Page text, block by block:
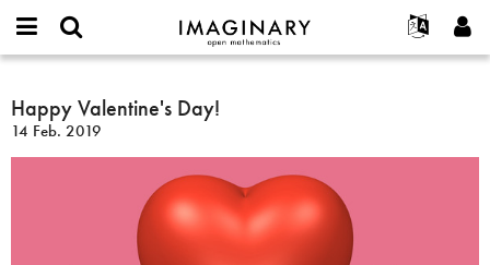
IMAGINARY
open
Français
Español
Türkçe
Programme
Hands-on
Filme
Texte
Projekte
or
username
*
Passwort
Neues Benutzerkonto erstellen
Suche
Happy
Valentine's
Day!
Happy Valentine's Day!
14 Feb. 2019